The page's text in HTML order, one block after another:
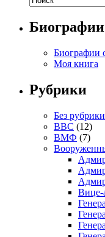
Биографии
Биографии
Моя книга
Рубрики
Без рубрики
ВВС (12)
ВМФ (7)
Вице-